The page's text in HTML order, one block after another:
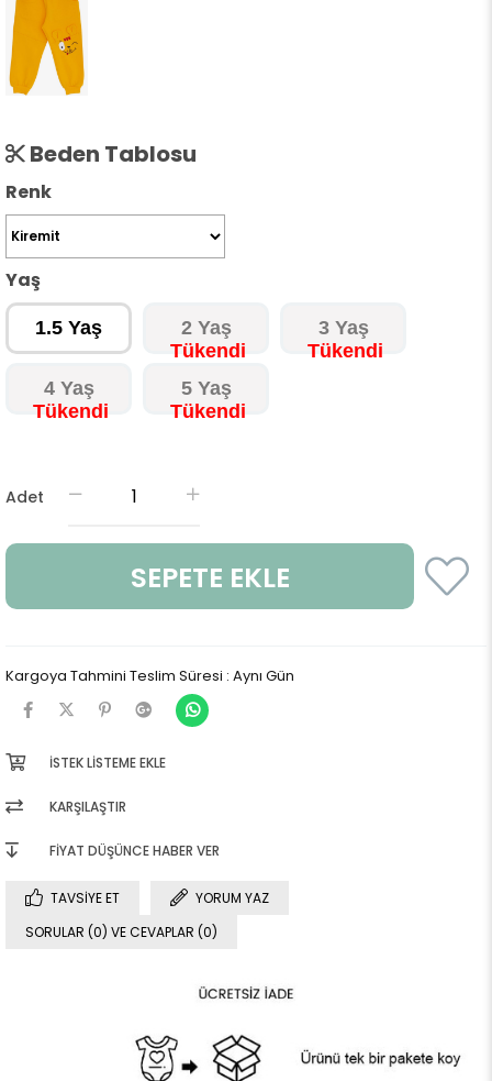
Beden Tablosu
Renk
Yaş
1.5 Yaş 2 Yaş 3 Yaş
4 Yaş 5 Yaş
Adet
Kargoya Tahmini Teslim Süresi : Aynı Gün
İSTEK LISTEME EKLE
KARŞILAŞTIR
FIYAT DÜŞÜNCE HABER VER
TAVSIYE ET
YORUM YAZ
SORULAR (0) VE CEVAPLAR (0)